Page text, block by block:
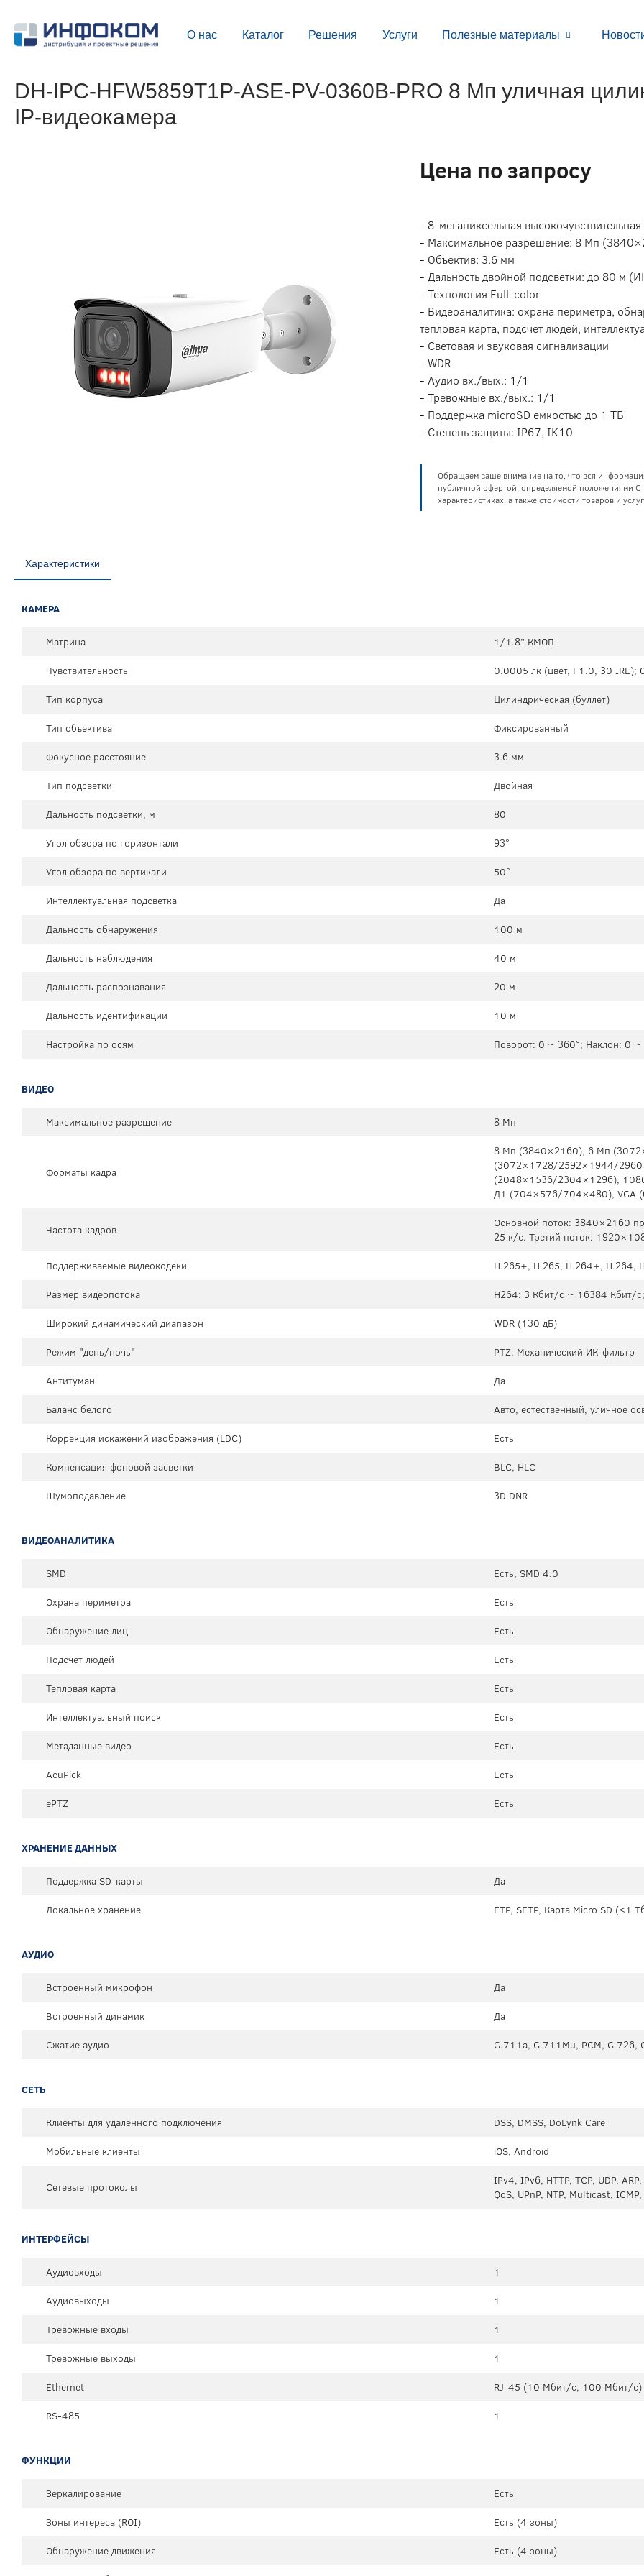
О нас Каталог Решения Услуги Полезные материалы
DH-IPC-HFW5859T1P-ASE-PV-0360B-PRO 8 Мп уличная
IP-видеокамера
Цена по запросу
- 8-мегапиксельная
- Максимальное разрешение: 8 Мп
- Объектив: 3.6 мм
- Дальность двойной подсветки: до 80 м
- Технология Full-color
- Видеоаналитика: охрана периметра,
тепловая карта, подсчет людей,
- Световая и звуковая сигнализации
- WDR
- Аудио вх./вых.: 1/1
- Тревожные вх./вых.: 1/1
- Поддержка microSD емкостью до 1 ТБ
- Степень защиты: IP67, IK10
Обращаем ваше внимание на то, что вся
публичной офертой, определяемой положениями
характеристиках, а также стоимости товаров и
Характеристики
КАМЕРА
Матрица
1/1.8” КМОП
Чувствительность
0.0005 лк (цвет, F1.0, 30 IRE);
Тип корпуса
Цилиндрическая (буллет)
Тип объектива
Фиксированный
Фокусное расстояние
3.6 мм
Тип подсветки
Двойная
Дальность подсветки, м
80
Угол обзора по горизонтали
93°
Угол обзора по вертикали
50°
Интеллектуальная подсветка
Да
Дальность обнаружения
100 м
Дальность наблюдения
40 м
Дальность распознавания
20 м
Дальность идентификации
10 м
Настройка по осям
Поворот: 0 ~ 360°; Наклон: 0
ВИДЕО
Максимальное разрешение 8 Мп
Форматы кадра
8 Мп (3840×2160), 6 Мп
(3072×1728/2592×1944/
(2048×1536/2304×1296),
Д1 (704×576/704×480), VGA
Частота кадров
Основной поток: 3840×2160
25 к/с. Третий поток:
Поддерживаемые видеокодеки
H.265+, H.265, H.264+, H.264,
Размер видеопотока
H264: 3 Кбит/с ~ 16384 Кбит/
Широкий динамический диапазон
WDR (130 дБ)
Режим "день/ночь"
PTZ: Механический ИК-фильтр
Антитуман
Да
Баланс белого
Авто, естественный, уличное
Коррекция искажений изображения (LDC)
Есть
Компенсация фоновой засветки
BLC, HLC
Шумоподавление
3D DNR
ВИДЕОАНАЛИТИКА
SMD
Есть, SMD 4.0
Охрана периметра
Есть
Обнаружение лиц
Есть
Подсчет людей
Есть
Тепловая карта
Есть
Интеллектуальный поиск
Есть
Метаданные видео
Есть
AcuPick
Есть
ePTZ
Есть
ХРАНЕНИЕ ДАННЫХ
Поддержка SD-карты
Да
Локальное хранение
FTP, SFTP, Карта Micro SD (≤1
АУДИО
Встроенный микрофон
Да
Встроенный динамик
Да
Сжатие аудио
G.711a, G.711Mu, PCM, G.726,
СЕТЬ
Клиенты для удаленного подключения
DSS, DMSS, DoLynk Care
Мобильные клиенты
iOS, Android
Сетевые протоколы
IPv4, IPv6, HTTP, TCP, UDP, ARP,
QoS, UPnP, NTP, Multicast,
ИНТЕРФЕЙСЫ
Аудиовходы
1
Аудиовыходы
1
Тревожные входы
1
Тревожные выходы
1
Ethernet
RJ-45 (10 Мбит/с, 100 Мбит/с)
RS-485
1
ФУНКЦИИ
Зеркалирование
Есть
Зоны интереса (ROI)
Есть (4 зоны)
Обнаружение движения
Есть (4 зоны)